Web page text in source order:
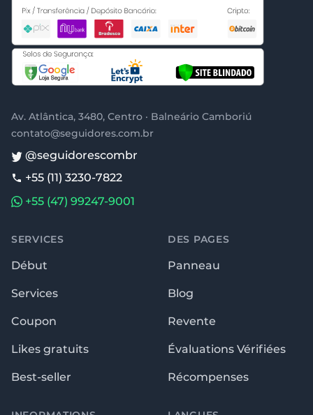
Av. Atlântica, 3480, Centro · Balneário Camboriú
contato@seguidores.com.br
@seguidorescombr
+55 (11) 3230-7822
+55 (47) 99247-9001
SERVICES
Début
Services
Coupon
Likes gratuits
Best-seller
DES PAGES
Panneau
Blog
Revente
Évaluations Vérifiées
Récompenses